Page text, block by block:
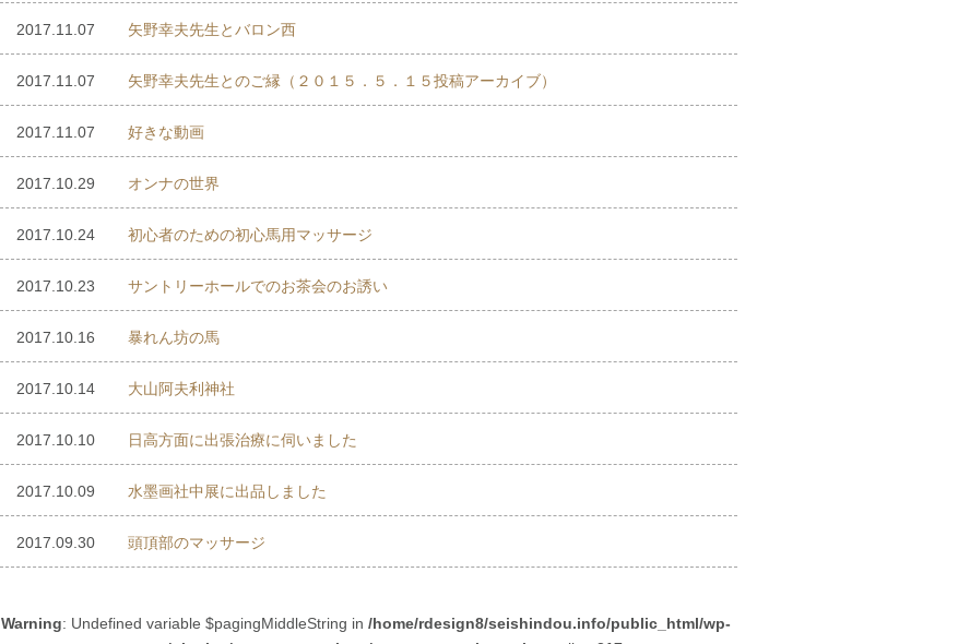
2017.11.07 矢野幸夫先生とバロン西
2017.11.07 矢野幸夫先生とのご縁（２０１５．５．１５投稿アーカイブ）
2017.11.07 好きな動画
2017.10.29 オンナの世界
2017.10.24 初心者のための初心馬用マッサージ
2017.10.23 サントリーホールでのお茶会のお誘い
2017.10.16 暴れん坊の馬
2017.10.14 大山阿夫利神社
2017.10.10 日高方面に出張治療に伺いました
2017.10.09 水墨画社中展に出品しました
2017.09.30 頭頂部のマッサージ
Warning: Undefined variable $pagingMiddleString in /home/rdesign8/seishindou.info/public_html/wp-